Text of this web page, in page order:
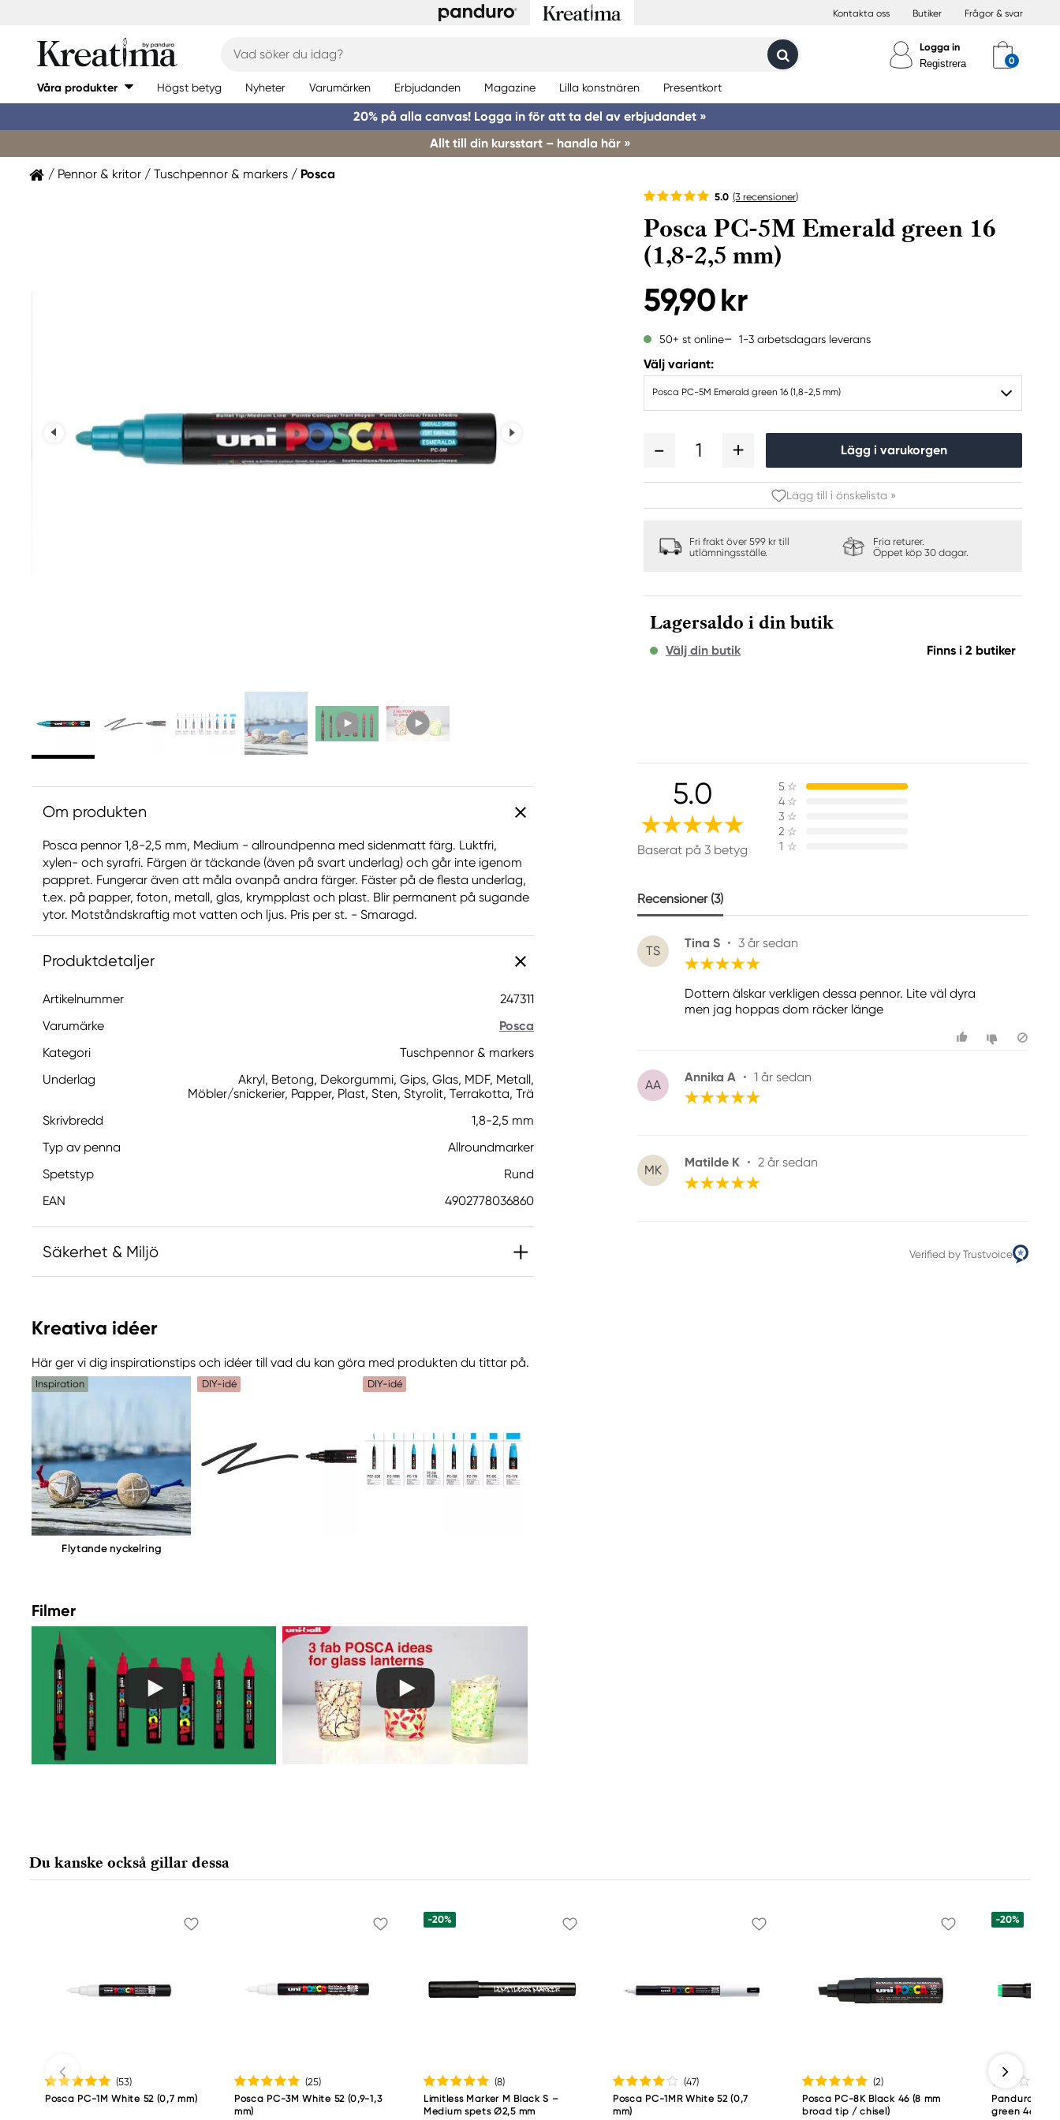
Kontakta oss Butiker Frågor & svar
Logga in
Registrera
Våra produkter Högst betyg Nyheter Varumärken Erbjudanden Magazine Lilla konstnären Presentkort
20% på alla canvas! Logga in för att ta del av erbjudandet »
Allt till din kursstart – handla här »
Pennor & kritor Tuschpennor & markers Posca
5.0 (3 recensioner)
Posca PC-5M Emerald green 16
(1,8-2,5 mm)
59,90 kr
50+ st online 1-3 arbetsdagars leverans
Välj variant:
Posca PC-5M Emerald green 16 (1,8-2,5 mm)
1 Lägg i varukorgen
Lägg till i önskelista »
Fri frakt över 599 kr till
utlämningsställe.
Fria returer.
Öppet köp 30 dagar.
Lagersaldo i din butik
Välj din butik Finns i 2 butiker
Om produkten
Posca pennor 1,8-2,5 mm, Medium - allroundpenna med sidenmatt färg. Luktfri,
xylen- och syrafri. Färgen är täckande (även på svart underlag) och går inte igenom
pappret. Fungerar även att måla ovanpå andra färger. Fäster på de flesta underlag,
t.ex. på papper, foton, metall, glas, krympplast och plast. Blir permanent på sugande
ytor. Motståndskraftig mot vatten och ljus. Pris per st. - Smaragd.
Produktdetaljer
Artikelnummer
247311
Varumärke
Posca
Kategori
Tuschpennor & markers
Underlag
Akryl, Betong, Dekorgummi, Gips, Glas, MDF, Metall,
Möbler/snickerier, Papper, Plast, Sten, Styrolit, Terrakotta, Trä
Skrivbredd
1,8-2,5 mm
Typ av penna
Allroundmarker
Spetstyp
Rund
EAN
4902778036860
Säkerhet & Miljö
Posca
Laurentsvej 21
2880 Bagsværd, Danmark
5.0
Baserat på 3 betyg
5 ☆
4 ☆
3 ☆
2 ☆
1 ☆
Recensioner (3)
TS
Tina S • 3 år sedan
Dottern älskar verkligen dessa pennor. Lite väl dyra
men jag hoppas dom räcker länge
AA
Annika A • 1 år sedan
MK
Matilde K • 2 år sedan
Verified by Trustvoice
Kreativa idéer
Här ger vi dig inspirationstips och idéer till vad du kan göra med produkten du tittar på.
Inspiration
Flytande nyckelring
DIY-idé DIY-idé
Filmer
Du kanske också gillar dessa
(53)
Posca PC-1M White 52 (0,7 mm)
(25)
Posca PC-3M White 52 (0,9-1,3
mm)
-20%
(8)
Limitless Marker M Black S –
Medium spets Ø2,5 mm
(47)
Posca PC-1MR White 52 (0,7
mm)
(2)
Posca PC-8K Black 46 (8 mm
broad tip / chisel)
-20%
Panduro
green 46